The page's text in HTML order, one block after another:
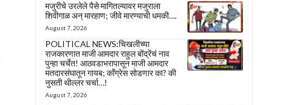
मजुरीचे उरलेले पैसे मागितल्यावर मजुराला
शिवीगाळ अन् मारहाण; जीवे मारण्याची धमकी….
August 7, 2026
POLITICAL NEWS:चिखलीच्या
राजकारणात माजी आमदार राहुल बोंद्रेंचं नाव
पुन्हा चर्चेत! आठवडाभरापासून माजी आमदार
मतदारसंघातून गायब; काँग्रेस सोडणार का? की
नुसती थील्लर चर्चा…!
August 7, 2026